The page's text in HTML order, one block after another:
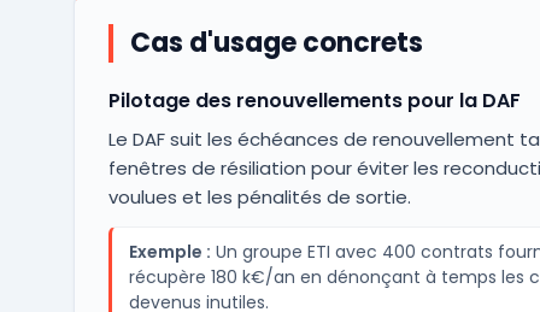
Cas d'usage concrets
Pilotage des renouvellements pour la DAF
Le DAF suit les échéances de renouvellement
fenêtres de résiliation pour éviter les
voulues et les pénalités de sortie.
Exemple : Un groupe ETI avec 400 contrats
récupère 180 k€/an en dénonçant à temps les
devenus inutiles.